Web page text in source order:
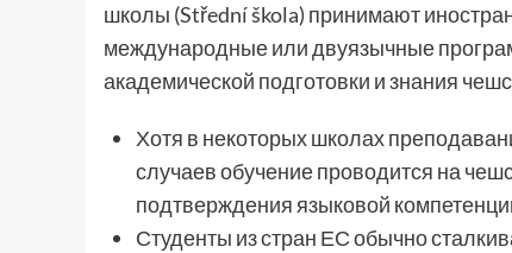
школы (Střední škola) принимают
международные или двуязычные
академической подготовки и знания
Хотя в некоторых школах
случаев обучение проводится на
подтверждения языковой
Студенты из стран ЕС обычно